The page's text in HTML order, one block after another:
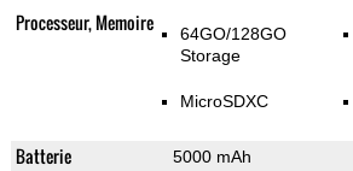
Processeur, Memoire
64GO/128GO
Storage
MicroSDXC
Batterie 5000 mAh